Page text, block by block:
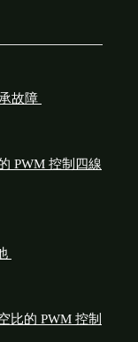
故障
PWM 控制四線
比的 PWM 控制